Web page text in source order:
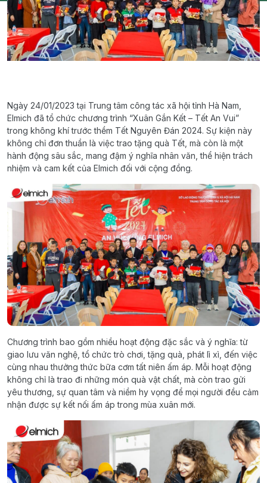
Ngày 24/01/2023 tại Trung tâm công tác xã hội tỉnh Hà Nam,
Elmich đã tổ chức chương trình “Xuân Gắn Kết – Tết An Vui”
trong không khí trước thềm Tết Nguyên Đán 2024. Sự kiện này
không chỉ đơn thuần là việc trao tặng quà Tết, mà còn là một
hành động sâu sắc, mang đậm ý nghĩa nhân văn, thể hiện trách
nhiệm và cam kết của Elmich đối với cộng đồng.
Chương trình bao gồm nhiều hoạt động đặc sắc và ý nghĩa: từ
giao lưu văn nghệ, tổ chức trò chơi, tặng quà, phát lì xì, đến việc
cùng nhau thưởng thức bữa cơm tất niên ấm áp. Mỗi hoạt động
không chỉ là trao đi những món quà vật chất, mà còn trao gửi
yêu thương, sự quan tâm và niềm hy vọng để mọi người đều cảm
nhận được sự kết nối ấm áp trong mùa xuân mới.